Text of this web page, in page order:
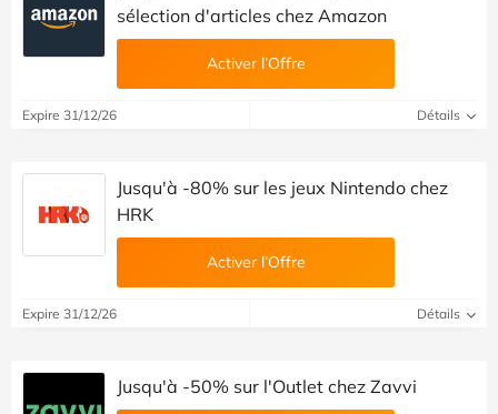
sélection d'articles chez Amazon
Activer l’Offre
Expire 31/12/26 Détails
Jusqu'à -80% sur les jeux Nintendo chez
HRK
Activer l’Offre
Expire 31/12/26 Détails
Jusqu'à -50% sur l'Outlet chez Zavvi